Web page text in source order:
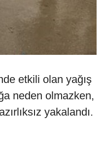
etkili olan yağış
neden olmazken,
yakalandı.